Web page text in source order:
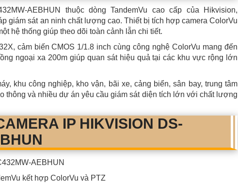
AEBHUN thuộc dòng TandemVu cao cấp của Hikvision,
giám sát an ninh chất lượng cao. Thiết bị tích hợp camera ColorVu
hệ thống giúp theo dõi toàn cảnh lẫn chi tiết.
cảm biến CMOS 1/1.8 inch cùng công nghệ ColorVu mang đến
ngoại xa 200m giúp quan sát hiệu quả tại các khu vực rộng lớn
khu công nghiệp, kho vận, bãi xe, cảng biển, sân bay, trung tâm
thông và nhiều dự án yêu cầu giám sát diện tích lớn với chất lượng
IP HIKVISION DS-
AEBHUN
kết hợp ColorVu và PTZ